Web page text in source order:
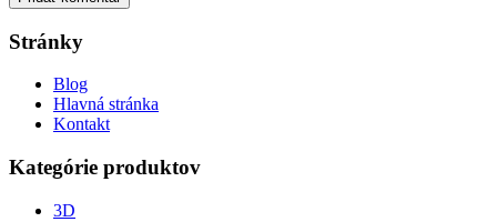
Stránky
Blog
Hlavná stránka
Kontakt
Kategórie produktov
3D